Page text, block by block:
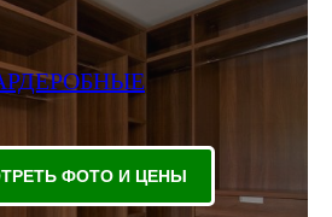
ФОТО И ЦЕНЫ